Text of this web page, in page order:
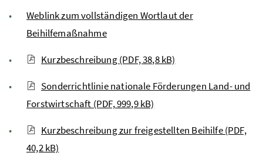
Weblink zum vollständigen Wortlaut der
Beihilfemaßnahme
Kurzbeschreibung (PDF, 38,8 kB)
Sonderrichtlinie nationale Förderungen Land- und
Forstwirtschaft (PDF, 999,9 kB)
Kurzbeschreibung zur freigestellten Beihilfe (PDF,
40,2 kB)